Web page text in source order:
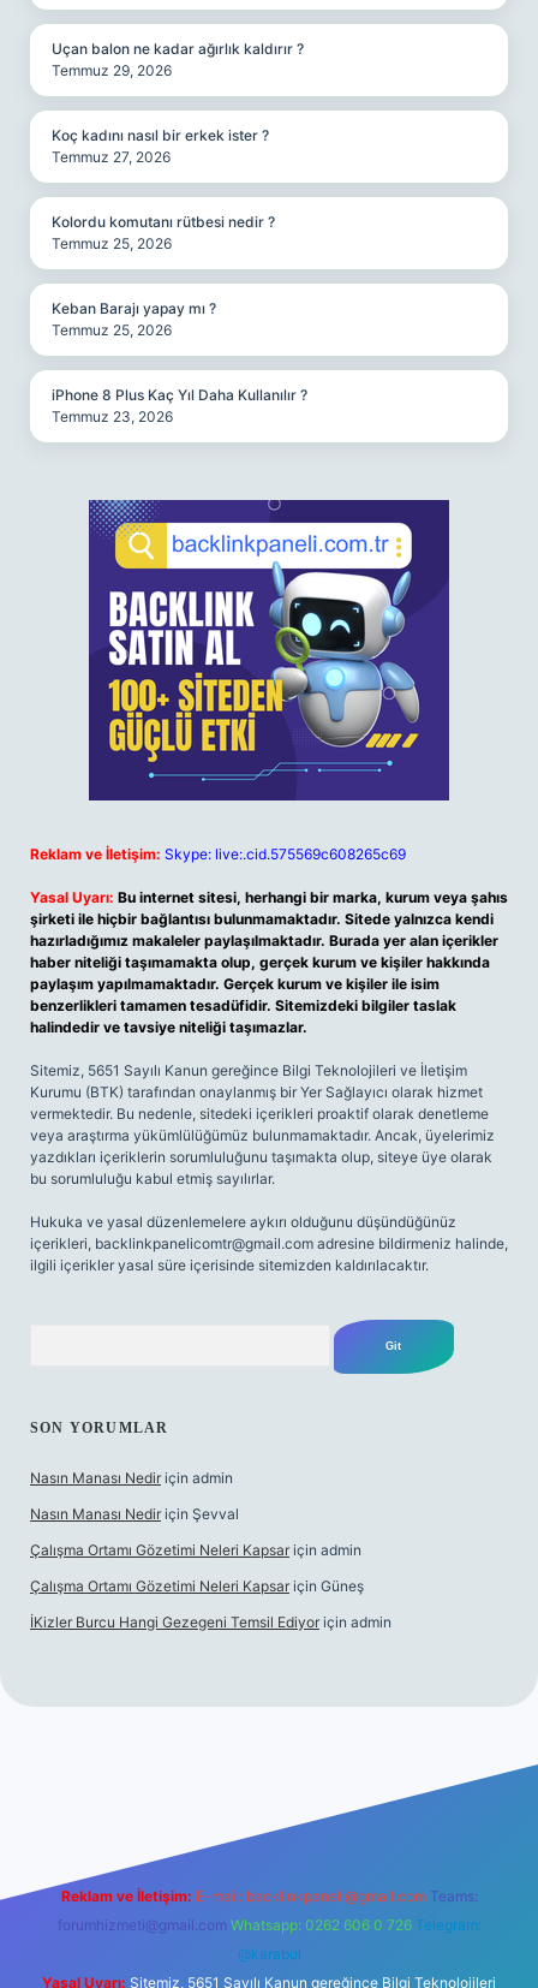
Uçan balon ne kadar ağırlık kaldırır ?
Temmuz 29, 2026
Koç kadını nasıl bir erkek ister ?
Temmuz 27, 2026
Kolordu komutanı rütbesi nedir ?
Temmuz 25, 2026
Keban Barajı yapay mı ?
Temmuz 25, 2026
iPhone 8 Plus Kaç Yıl Daha Kullanılır ?
Temmuz 23, 2026
Reklam ve İletişim: Skype: live:.cid.575569c608265c69
Yasal Uyarı: Bu internet sitesi, herhangi bir marka, kurum veya şahıs
şirketi ile hiçbir bağlantısı bulunmamaktadır. Sitede yalnızca kendi
hazırladığımız makaleler paylaşılmaktadır. Burada yer alan içerikler
haber niteliği taşımamakta olup, gerçek kurum ve kişiler hakkında
paylaşım yapılmamaktadır. Gerçek kurum ve kişiler ile isim
benzerlikleri tamamen tesadüfidir. Sitemizdeki bilgiler taslak
halindedir ve tavsiye niteliği taşımazlar.
Sitemiz, 5651 Sayılı Kanun gereğince Bilgi Teknolojileri ve İletişim
Kurumu (BTK) tarafından onaylanmış bir Yer Sağlayıcı olarak hizmet
vermektedir. Bu nedenle, sitedeki içerikleri proaktif olarak denetleme
veya araştırma yükümlülüğümüz bulunmamaktadır. Ancak, üyelerimiz
yazdıkları içeriklerin sorumluluğunu taşımakta olup, siteye üye olarak
bu sorumluluğu kabul etmiş sayılırlar.
Hukuka ve yasal düzenlemelere aykırı olduğunu düşündüğünüz
içerikleri, backlinkpanelicomtr@gmail.com adresine bildirmeniz halinde,
ilgili içerikler yasal süre içerisinde sitemizden kaldırılacaktır.
SON YORUMLAR
Nasın Manası Nedir için admin
Nasın Manası Nedir için Şevval
Çalışma Ortamı Gözetimi Neleri Kapsar için admin
Çalışma Ortamı Gözetimi Neleri Kapsar için Güneş
İKizler Burcu Hangi Gezegeni Temsil Ediyor için admin
Reklam ve İletişim: E-mail: backlinkpaneli@gmail.com Teams:
forumhizmeti@gmail.com Whatsapp: 0262 606 0 726 Telegram:
@karabul
Yasal Uyarı: Sitemiz, 5651 Sayılı Kanun gereğince Bilgi Teknolojileri